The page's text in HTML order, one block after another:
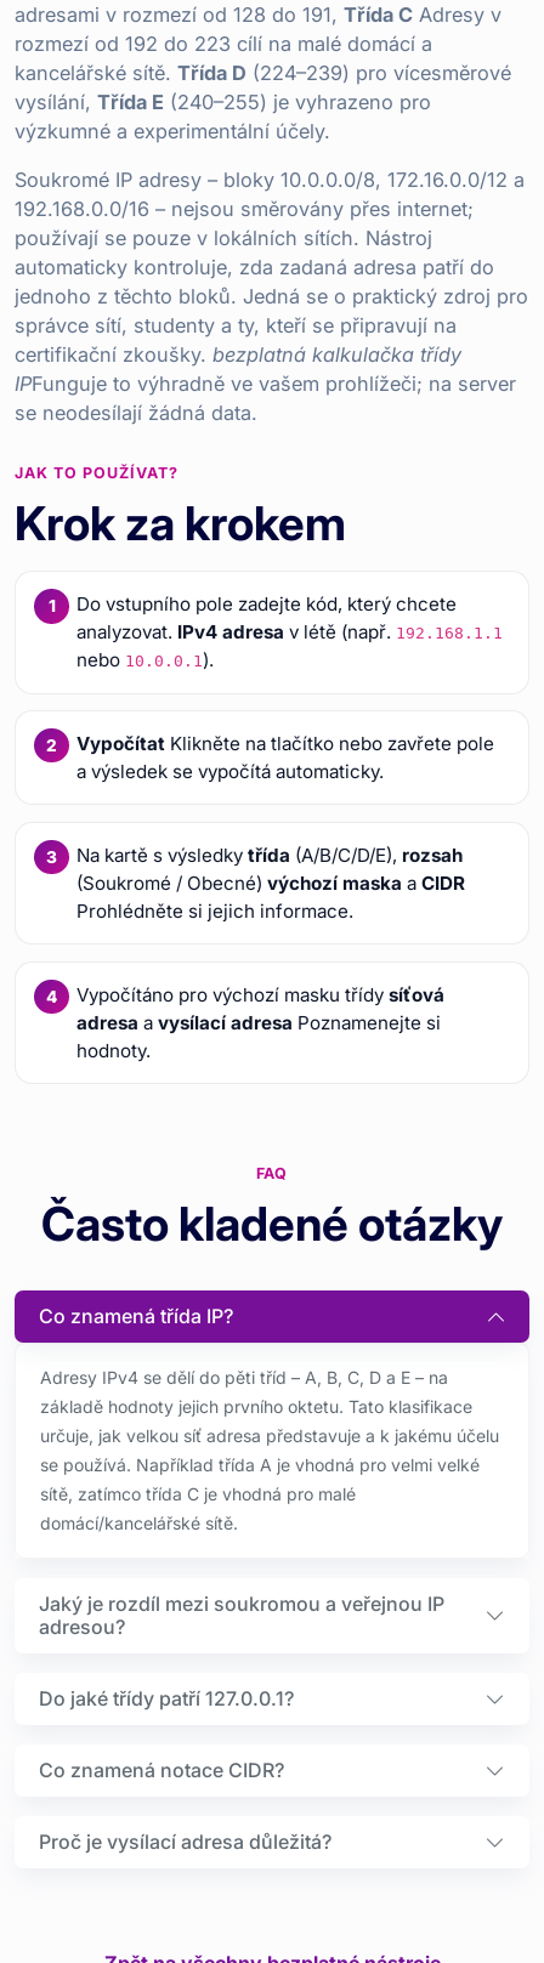
adresami v rozmezí od 128 do 191, Třída C Adresy v
rozmezí od 192 do 223 cílí na malé domácí a
kancelářské sítě. Třída D (224–239) pro vícesměrové
vysílání, Třída E (240–255) je vyhrazeno pro
výzkumné a experimentální účely.
Soukromé IP adresy – bloky 10.0.0.0/8, 172.16.0.0/12 a
192.168.0.0/16 – nejsou směrovány přes internet;
používají se pouze v lokálních sítích. Nástroj
automaticky kontroluje, zda zadaná adresa patří do
jednoho z těchto bloků. Jedná se o praktický zdroj pro
správce sítí, studenty a ty, kteří se připravují na
certifikační zkoušky. bezplatná kalkulačka třídy
IPFunguje to výhradně ve vašem prohlížeči; na server
se neodesílají žádná data.
JAK TO POUŽÍVAT?
Krok za krokem
Do vstupního pole zadejte kód, který chcete
analyzovat. IPv4 adresa v létě (např. 192.168.1.1
nebo 10.0.0.1).
VypočítatKlikněte na tlačítko nebo zavřete pole
a výsledek se vypočítá automaticky.
Na kartě s výsledky třída (A/B/C/D/E), rozsah
(Soukromé / Obecné) výchozí maska a CIDR
Prohlédněte si jejich informace.
Vypočítáno pro výchozí masku třídy síťová
adresa a vysílací adresa Poznamenejte si
hodnoty.
FAQ
Často kladené otázky
Co znamená třída IP?
Adresy IPv4 se dělí do pěti tříd – A, B, C, D a E – na
základě hodnoty jejich prvního oktetu. Tato klasifikace
určuje, jak velkou síť adresa představuje a k jakému účelu
se používá. Například třída A je vhodná pro velmi velké
sítě, zatímco třída C je vhodná pro malé
domácí/kancelářské sítě.
Jaký je rozdíl mezi soukromou a veřejnou IP
adresou?
Do jaké třídy patří 127.0.0.1?
Co znamená notace CIDR?
Proč je vysílací adresa důležitá?